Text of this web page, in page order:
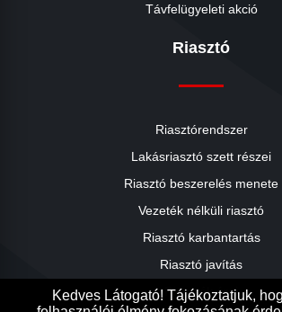
Távfelügyeleti akció
Riasztó
Riasztórendszer
Lakásriasztó szett részei
Riasztó beszerelés menete
Vezeték nélküli riasztó
Riasztó karbantartás
Riasztó javítás
Riasztók árai
Kedves Látogató! Tájékoztatjuk,